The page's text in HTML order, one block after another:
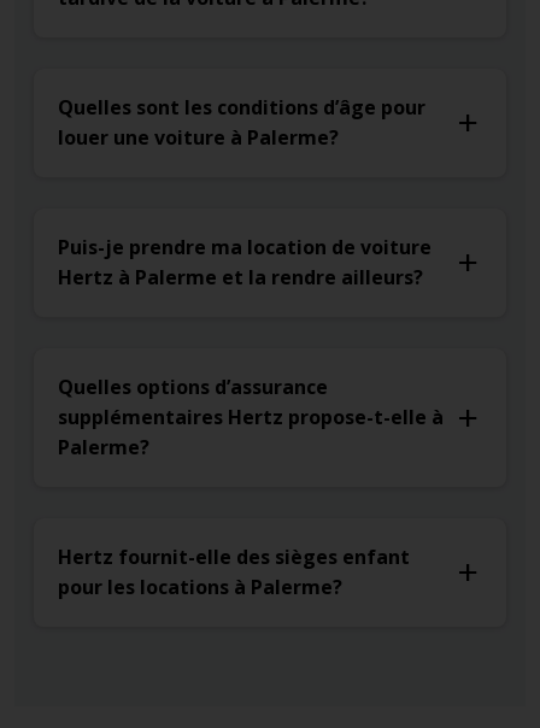
Quelles sont les conditions d’âge pour
louer une voiture à Palerme?
Puis-je prendre ma location de voiture
Hertz à Palerme et la rendre ailleurs?
Quelles options d’assurance
supplémentaires Hertz propose-t-elle à
Palerme?
Hertz fournit-elle des sièges enfant
pour les locations à Palerme?